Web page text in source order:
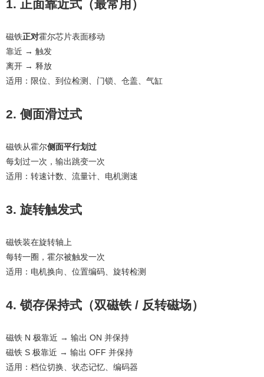
1. 正面靠近式（最常用）
磁铁正对霍尔芯片表面移动
靠近 → 触发
离开 → 释放
适用：限位、到位检测、门锁、仓盖、气缸
2. 侧面滑过式
磁铁从霍尔侧面平行划过
每划过一次，输出跳变一次
适用：转速计数、流量计、电机测速
3. 旋转触发式
磁铁装在旋转轴上
每转一圈，霍尔被触发一次
适用：电机换向、位置编码、旋转检测
4. 锁存保持式（双磁铁 / 反转磁场）
磁铁 N 极靠近 → 输出 ON 并保持
磁铁 S 极靠近 → 输出 OFF 并保持
适用：档位切换、状态记忆、编码器